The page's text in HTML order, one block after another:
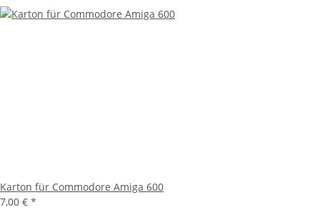
Karton für Commodore Amiga 600
7,00 € *